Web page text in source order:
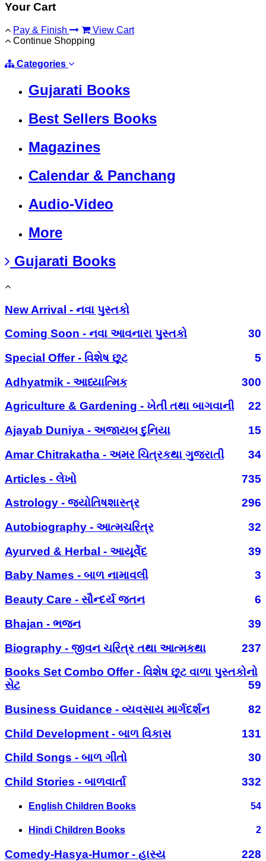
Your Cart
Pay & Finish
View Cart
Continue Shopping
Categories
Gujarati Books
Best Sellers Books
Magazines
Calendar & Panchang
Audio-Video
More
Gujarati Books
New Arrival - નવા પુસ્તકો
Coming Soon - નવા આવનારા પુસ્તકો
30
Special Offer - વિશેષ છૂટ
5
Adhyatmik - આધ્યાત્મિક
300
Agriculture & Gardening - ખેતી તથા બાગવાની
22
Ajayab Duniya - અજાયબ દુનિયા
15
Amar Chitrakatha - અમર ચિત્રકથા ગુજરાતી
34
Articles - લેખો
735
Astrology - જ્યોતિષશાસ્ત્ર
296
Autobiography - આત્મચરિત્ર
32
Ayurved & Herbal - આયૂર્વેદ
39
Baby Names - બાળ નામાવલી
3
Beauty Care - સૌન્દર્ય જતન
6
Bhajan - ભજન
39
Biography - જીવન ચરિત્ર તથા આત્મકથા
237
Books Set Combo Offer - વિશેષ છૂટ વાળા પુસ્તકોનો
સેટ
59
Business Guidance - વ્યવસાય માર્ગદર્શન
82
Child Development - બાળ વિકાસ
131
Child Songs - બાળ ગીતો
30
Child Stories - બાળવાર્તા
332
English Children Books 54
Hindi Children Books 2
Comedy-Hasya-Humor - હાસ્ય
228